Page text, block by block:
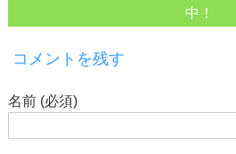
中！
コメントを残す
名前 (必須)